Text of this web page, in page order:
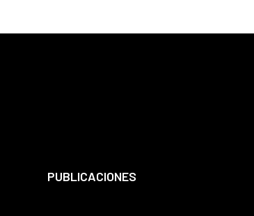
PUBLICACIONES